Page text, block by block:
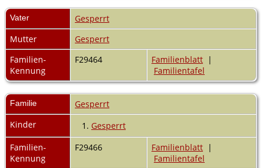
Vater
Gesperrt
Mutter
Gesperrt
Familien-
Kennung
F29464 Familienblatt |
Familientafel
Familie
Gesperrt
Kinder
1. Gesperrt
Familien-
Kennung
F29466 Familienblatt |
Familientafel